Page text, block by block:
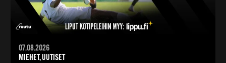
07.08.2026
MIEHET, UUTISET